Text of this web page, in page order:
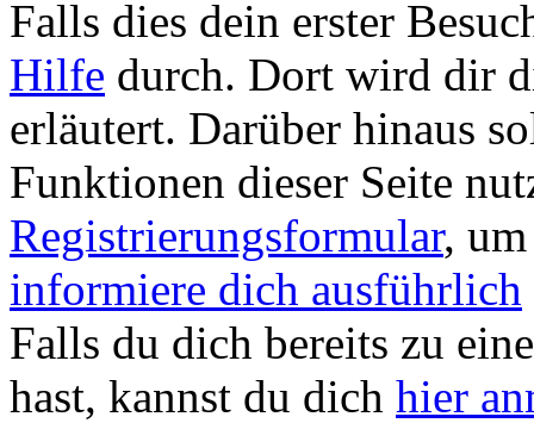
Falls dies dein erster
Hilfe durch. Dort wird dir
erläutert. Darüber hinaus
Funktionen dieser Seite
Registrierungsformular,
informiere dich ausführlich
Falls du dich bereits zu
hast, kannst du dich hier